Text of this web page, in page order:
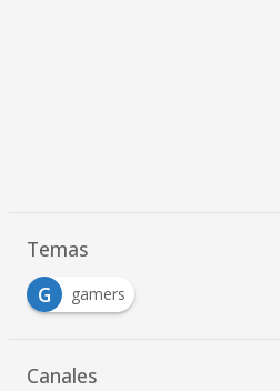
Temas
G
gamers
Canales